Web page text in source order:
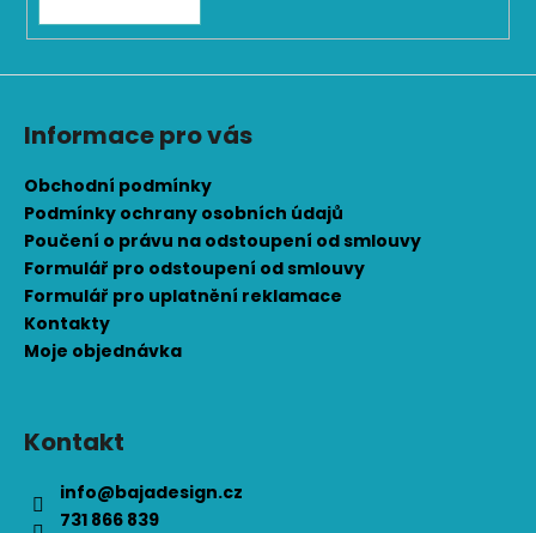
Informace pro vás
Obchodní podmínky
Podmínky ochrany osobních údajů
Poučení o právu na odstoupení od smlouvy
Formulář pro odstoupení od smlouvy
Formulář pro uplatnění reklamace
Kontakty
Moje objednávka
Kontakt
info@bajadesign.cz
731 866 839